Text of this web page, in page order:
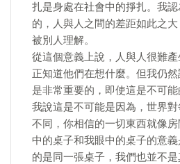
扎是身處在社會中的掙扎。我
的，人與人之間的差距如此之
被別人理解。
從這個意義上說，人與人很難
正知道他們在想什麼。但我仍
是非常重要的，即使這是不可能
我說這是不可能是因為，世界
不同，你相信的一切東西就像
中的桌子和我眼中的桌子的意
的是同一張桌子，我們也並不